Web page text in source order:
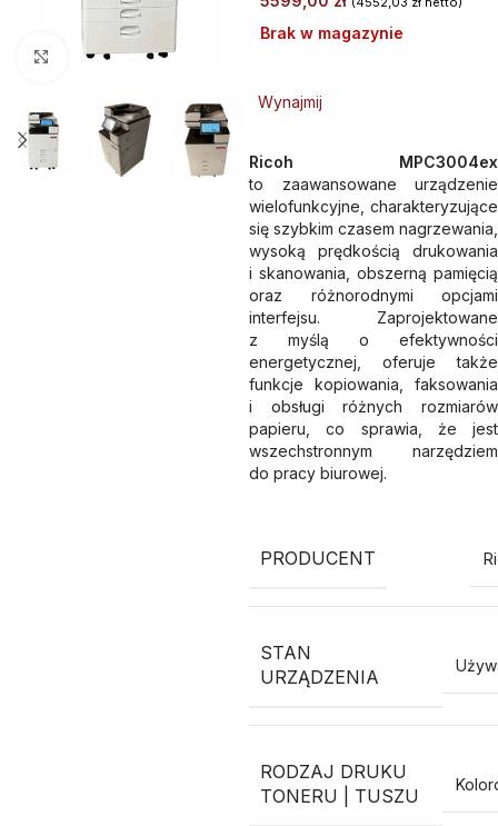
Kliknij aby powiększyć
Wynajmij
Brak w magazynie
Ricoh MPC3004ex
to zaawansowane urządzenie
wielofunkcyjne, charakteryzujące
się szybkim czasem nagrzewania,
wysoką prędkością drukowania
i skanowania, obszerną pamięcią
oraz różnorodnymi opcjami
interfejsu. Zaprojektowane
z myślą o efektywności
energetycznej, oferuje także
funkcje kopiowania, faksowania
i obsługi różnych rozmiarów
papieru, co sprawia, że jest
wszechstronnym narzędziem
do pracy biurowej.
PRODUCENT
STAN
URZĄDZENIA
RODZAJ DRUKU
TONERU | TUSZU